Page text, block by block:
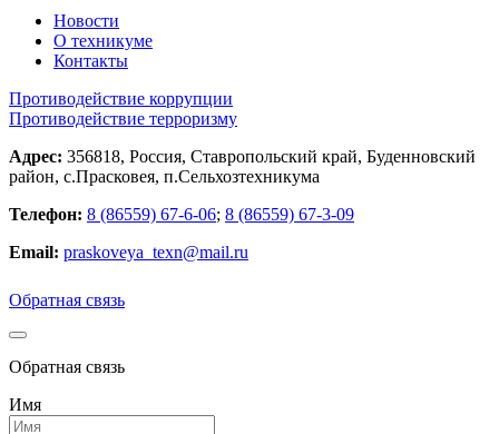
Новости
О техникуме
Контакты
Противодействие коррупции
Противодействие терроризму
Адрес: 356818, Россия, Ставропольский край, Буденновский
район, с.Прасковея, п.Сельхозтехникума
Телефон: 8 (86559) 67-6-06; 8 (86559) 67-3-09
Email: praskoveya_texn@mail.ru
Обратная связь
Обратная связь
Имя